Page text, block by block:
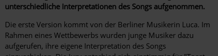
unterschiedliche Interpretationen des Songs aufgenommen.
Die erste Version kommt von der Berliner Musikerin Luca. Im
Rahmen eines Wettbewerbs wurden junge Musiker dazu
aufgerufen, ihre eigene Interpretation des Songs